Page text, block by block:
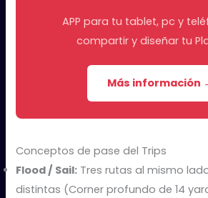
APP para tu tablet, pc y
compartir y diseñar tu
Más información
Conceptos de pase del Trips
Flood / Sail: Tres rutas al mismo
distintas (Corner profundo de 14